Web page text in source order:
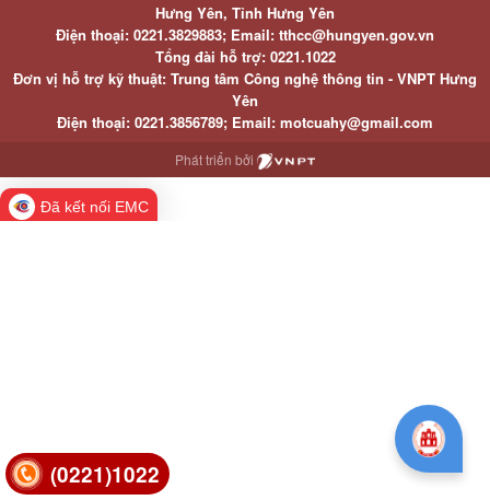
(0221)1022
Hưng Yên, Tỉnh Hưng Yên
Điện thoại: 0221.3829883; Email: tthcc@hungyen.gov.vn
Tổng đài hỗ trợ: 0221.1022
Đơn vị hỗ trợ kỹ thuật: Trung tâm Công nghệ thông tin - VNPT Hưng
Yên
Điện thoại: 0221.3856789; Email: motcuahy@gmail.com
Phát triển bởi
Đã kết nối EMC